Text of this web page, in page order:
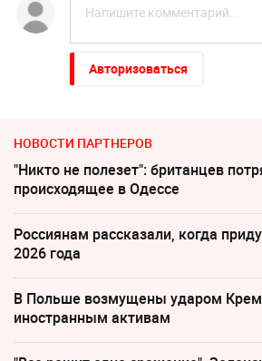
Авторизоваться
НОВОСТИ ПАРТНЕРОВ
"Никто не полезет": британцев
происходящее в Одессе
Россиянам рассказали, когда
2026 года
В Польше возмущены ударом
иностранным активам